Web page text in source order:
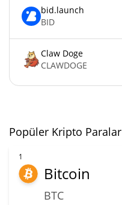
bid.launch
BID
Claw Doge
CLAWDOGE
Popüler Kripto Paralar
1
Bitcoin
BTC